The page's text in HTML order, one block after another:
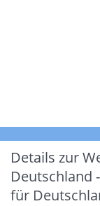
Details zur
Deutschland
für